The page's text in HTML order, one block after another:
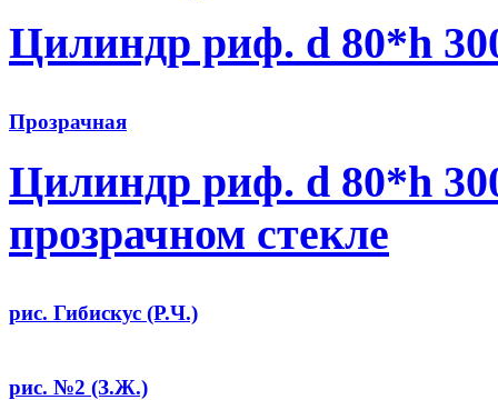
Цилиндр риф. d 80*h
Прозрачная
Цилиндр риф. d 80*h
прозрачном стекле
рис. Гибискус (Р.Ч.)
рис. №2 (З.Ж.)